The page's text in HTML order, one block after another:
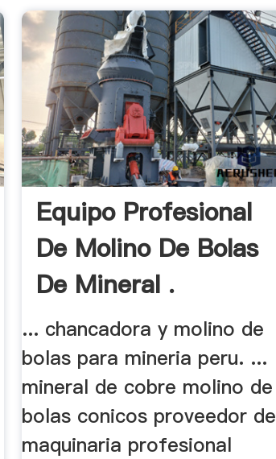
Equipo Profesional
De Molino De Bolas
De Mineral .
... chancadora y molino de
bolas para mineria peru. ...
mineral de cobre molino de
bolas conicos proveedor de
maquinaria profesional